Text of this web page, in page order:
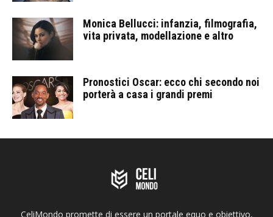
Monica Bellucci: infanzia, filmografia,
vita privata, modellazione e altro
Pronostici Oscar: ecco chi secondo noi
porterà a casa i grandi premi
CeliMondo promette di essere un portale equo e obiettivo,